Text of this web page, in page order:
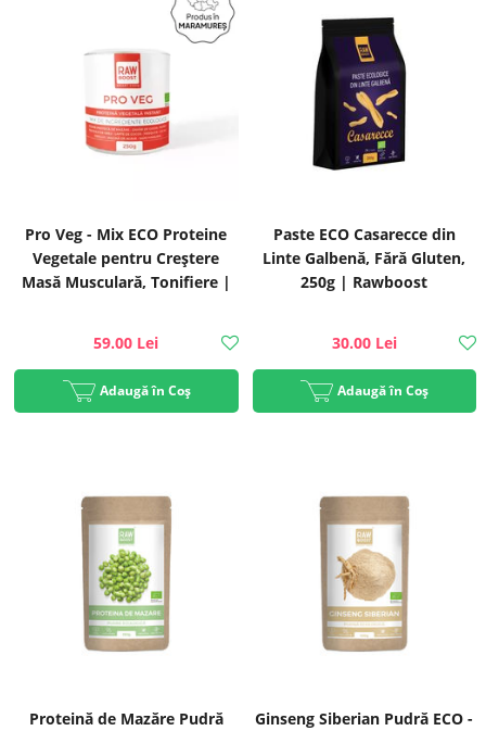
Pro Veg - Mix ECO Proteine
Vegetale pentru Creștere
Masă Musculară, Tonifiere |
59.00 Lei
Adaugă în Coș
Paste ECO Casarecce din
Linte Galbenă, Fără Gluten,
250g | Rawboost
30.00 Lei
Adaugă în Coș
Proteină de Mazăre Pudră
Ginseng Siberian Pudră ECO -